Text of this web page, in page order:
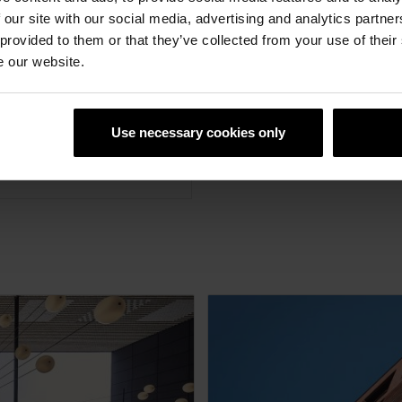
site with our social media, advertising and analytics
to them or that they’ve collected from your use of
our website.
Use necessary cookies only
für T8-